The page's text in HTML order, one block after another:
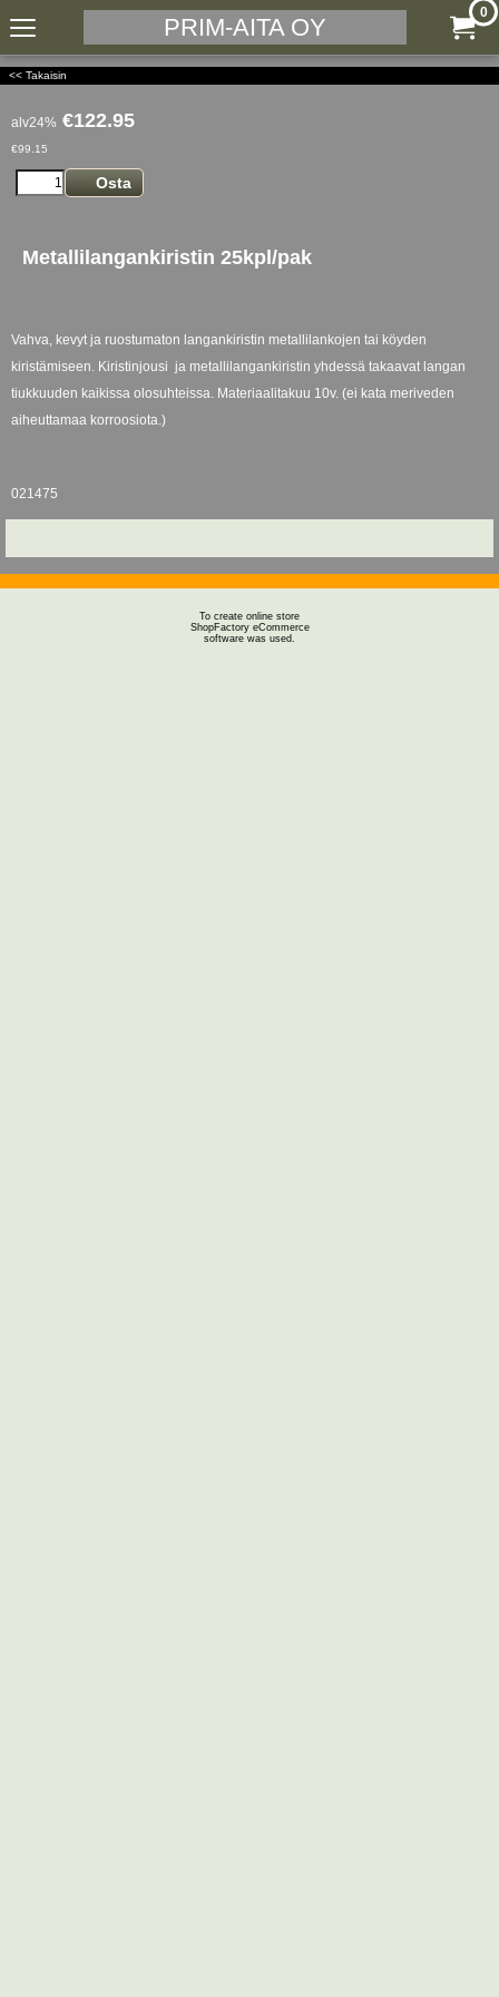
PRIM-AITA OY
0
<< Takaisin
alv24% €122.95
€99.15
Osta
Metallilangankiristin 25kpl/pak
Vahva, kevyt ja ruostumaton langankiristin metallilankojen tai köyden
kiristämiseen. Kiristinjousi ja metallilangankiristin yhdessä takaavat langan
tiukkuuden kaikissa olosuhteissa. Materiaalitakuu 10v. (ei kata meriveden
aiheuttamaa korroosiota.)
021475
To create online store
ShopFactory eCommerce
software was used.